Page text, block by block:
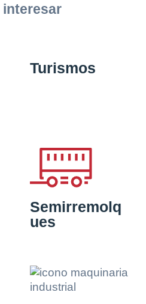
interesar
Turismos
Semirremolq
ues